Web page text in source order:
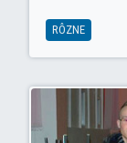
RÔZNE